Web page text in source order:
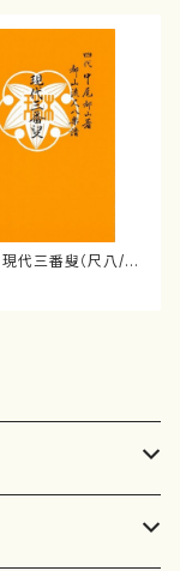
代三番叟（尺八/杵
）都山流公刊楽譜曲